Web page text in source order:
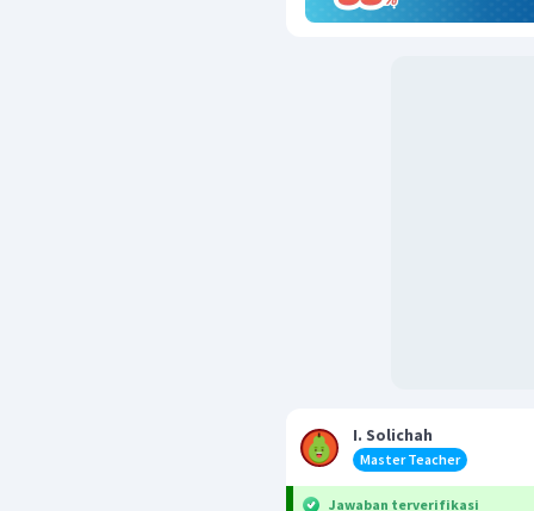
I. Solichah
Master Teacher
Jawaban terverifikasi